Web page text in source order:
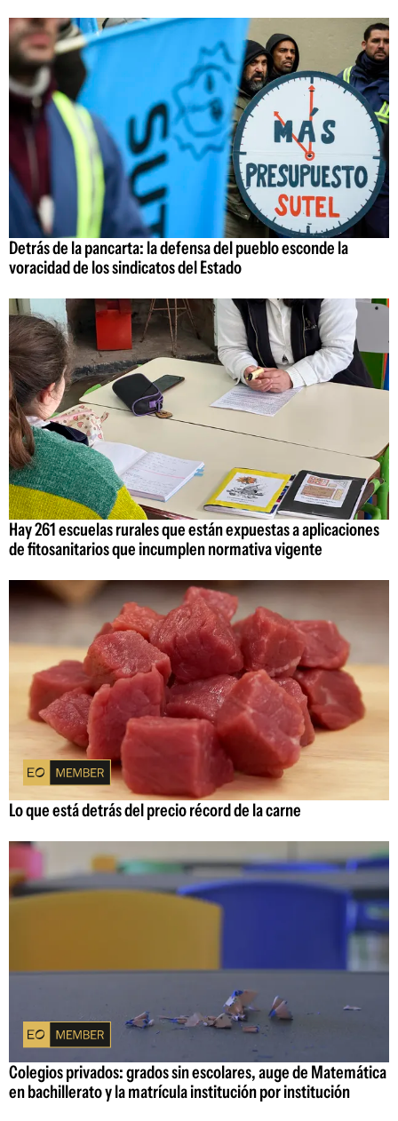
Detrás de la pancarta: la defensa del pueblo esconde la
voracidad de los sindicatos del Estado
Hay 261 escuelas rurales que están expuestas a aplicaciones
de fitosanitarios que incumplen normativa vigente
Lo que está detrás del precio récord de la carne
Colegios privados: grados sin escolares, auge de Matemática
en bachillerato y la matrícula institución por institución